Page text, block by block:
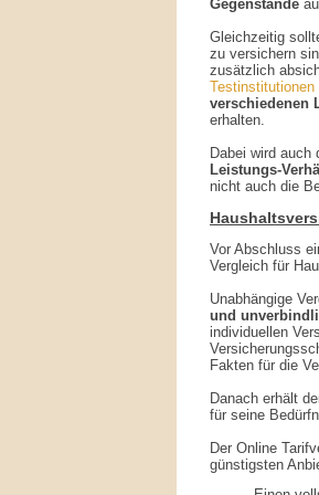
Gegenstände
Gleichzeitig
zu versichern
zusätzlich
Testinstitutionen
verschiedenen
erhalten.
Dabei wird auch
Leistungs-
nicht auch die
Vor Abschluss
Vergleich für
Unabhängige
und
individuellen
Fakten für die
Danach erhält
für seine
Der Online
günstigsten